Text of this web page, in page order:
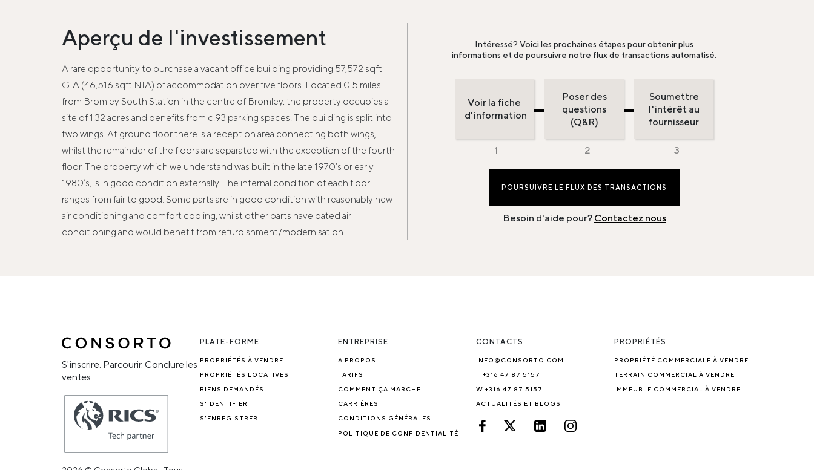
Aperçu de l'investissement
A rare opportunity to purchase a vacant office building providing 57,572 sqft
GIA (46,516 sqft NIA) of accommodation over five floors. Located 0.5 miles
from Bromley South Station in the centre of Bromley, the property occupies a
site of 1.32 acres and benefits from c.93 parking spaces. The building is split into
two wings. At ground floor there is a reception area connecting both wings,
whilst the remainder of the floors are separated with the exception of the fourth
floor. The property which we understand was built in the late 1970’s or early
1980’s, is in good condition externally. The internal condition of each floor
ranges from fair to good. Some parts are in good condition with reasonably new
air conditioning and comfort cooling, whilst other parts have dated air
conditioning and would benefit from refurbishment/modernisation.
Intéressé? Voici les prochaines étapes pour obtenir plus
informations et de poursuivre notre flux de transactions automatisé.
Voir la fiche
d'information
Poser des
questions
(Q&R)
Soumettre
l'intérêt au
fournisseur
POURSUIVRE LE FLUX DES TRANSACTIONS
Besoin d'aide pour? Contactez nous
S'inscrire. Parcourir. Conclure les
ventes
PLATE-FORME
PROPRIÉTÉS À VENDRE
PROPRIÉTÉS LOCATIVES
BIENS DEMANDÉS
S'IDENTIFIER
S'ENREGISTRER
ENTREPRISE
A PROPOS
TARIFS
COMMENT ÇA MARCHE
CARRIÈRES
CONDITIONS GÉNÉRALES
POLITIQUE DE CONFIDENTIALITÉ
CONTACTS
INFO@CONSORTO.COM
T +316 47 87 5157
W +316 47 87 5157
ACTUALITÉS ET BLOGS
PROPRIÉTÉS
PROPRIÉTÉ COMMERCIALE À VENDRE
TERRAIN COMMERCIAL À VENDRE
IMMEUBLE COMMERCIAL À VENDRE